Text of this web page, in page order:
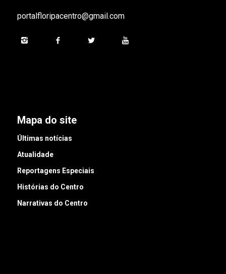
portalfloripacentro@gmail.com
Mapa do site
Últimas notícias
Atualidade
Reportagens Especiais
Histórias do Centro
Narrativas do Centro